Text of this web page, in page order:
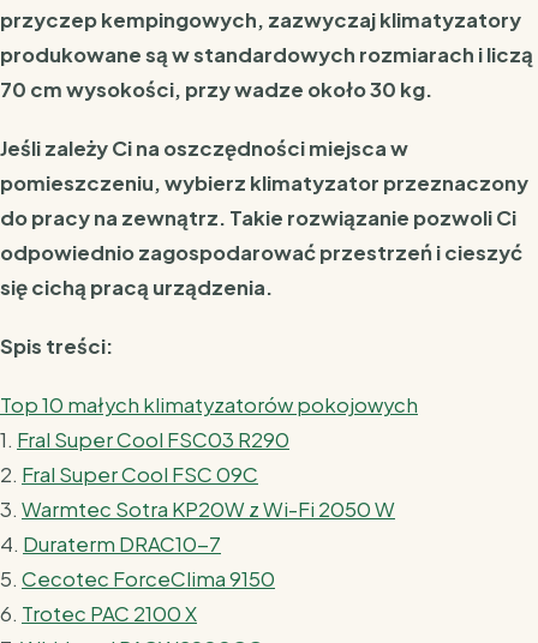
przyczep kempingowych, zazwyczaj klimatyzatory
produkowane są w standardowych rozmiarach i liczą
70 cm wysokości, przy wadze około 30 kg.
Jeśli zależy Ci na oszczędności miejsca w
pomieszczeniu, wybierz klimatyzator przeznaczony
do pracy na zewnątrz. Takie rozwiązanie pozwoli Ci
odpowiednio zagospodarować przestrzeń i cieszyć
się cichą pracą urządzenia.
Spis treści:
Top 10 małych klimatyzatorów pokojowych
1. Fral Super Cool FSC03 R290
2. Fral Super Cool FSC 09C
3. Warmtec Sotra KP20W z Wi-Fi 2050 W
4. Duraterm DRAC10-7
5. Cecotec ForceClima 9150
6. Trotec PAC 2100 X